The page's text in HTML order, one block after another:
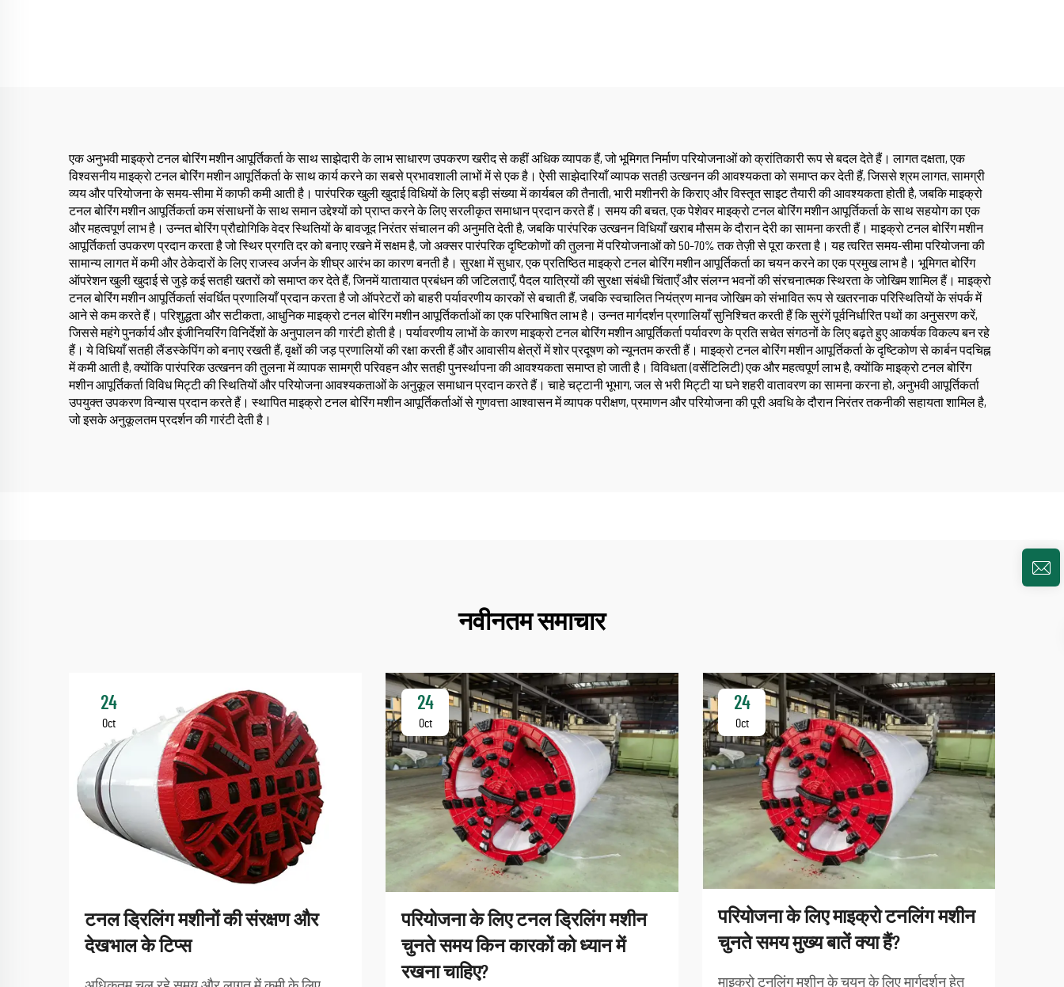
एक अनुभवी माइक्रो टनल बोरिंग मशीन आपूर्तिकर्ता के साथ साझेदारी के लाभ साधारण उपकरण खरीद से कहीं अधिक व्यापक हैं, जो भूमिगत निर्माण परियोजनाओं को क्रांतिकारी रूप से बदल देते हैं। लागत दक्षता, एक
विश्वसनीय माइक्रो टनल बोरिंग मशीन आपूर्तिकर्ता के साथ कार्य करने का सबसे प्रभावशाली लाभों में से एक है। ऐसी साझेदारियाँ व्यापक सतही उत्खनन की आवश्यकता को समाप्त कर देती हैं, जिससे श्रम लागत, सामग्री
व्यय और परियोजना के समय-सीमा में काफी कमी आती है। पारंपरिक खुली खुदाई विधियों के लिए बड़ी संख्या में कार्यबल की तैनाती, भारी मशीनरी के किराए और विस्तृत साइट तैयारी की आवश्यकता होती है, जबकि माइक्रो
टनल बोरिंग मशीन आपूर्तिकर्ता कम संसाधनों के साथ समान उद्देश्यों को प्राप्त करने के लिए सरलीकृत समाधान प्रदान करते हैं। समय की बचत, एक पेशेवर माइक्रो टनल बोरिंग मशीन आपूर्तिकर्ता के साथ सहयोग का एक
और महत्वपूर्ण लाभ है। उन्नत बोरिंग प्रौद्योगिकि वेदर स्थितियों के बावजूद निरंतर संचालन की अनुमति देती है, जबकि पारंपरिक उत्खनन विधियाँ खराब मौसम के दौरान देरी का सामना करती हैं। माइक्रो टनल बोरिंग मशीन
आपूर्तिकर्ता उपकरण प्रदान करता है जो स्थिर प्रगति दर को बनाए रखने में सक्षम है, जो अक्सर पारंपरिक दृष्टिकोणों की तुलना में परियोजनाओं को 50–70% तक तेज़ी से पूरा करता है। यह त्वरित समय-सीमा परियोजना की
सामान्य लागत में कमी और ठेकेदारों के लिए राजस्व अर्जन के शीघ्र आरंभ का कारण बनती है। सुरक्षा में सुधार, एक प्रतिष्ठित माइक्रो टनल बोरिंग मशीन आपूर्तिकर्ता का चयन करने का एक प्रमुख लाभ है। भूमिगत बोरिंग
ऑपरेशन खुली खुदाई से जुड़े कई सतही खतरों को समाप्त कर देते हैं, जिनमें यातायात प्रबंधन की जटिलताएँ, पैदल यात्रियों की सुरक्षा संबंधी चिंताएँ और संलग्न भवनों की संरचनात्मक स्थिरता के जोखिम शामिल हैं। माइक्रो
टनल बोरिंग मशीन आपूर्तिकर्ता संवर्धित प्रणालियाँ प्रदान करता है जो ऑपरेटरों को बाहरी पर्यावरणीय कारकों से बचाती हैं, जबकि स्वचालित नियंत्रण मानव जोखिम को संभावित रूप से खतरनाक परिस्थितियों के संपर्क में
आने से कम करते हैं। परिशुद्धता और सटीकता, आधुनिक माइक्रो टनल बोरिंग मशीन आपूर्तिकर्ताओं का एक परिभाषित लाभ है। उन्नत मार्गदर्शन प्रणालियाँ सुनिश्चित करती हैं कि सुरंगें पूर्वनिर्धारित पथों का अनुसरण करें,
जिससे महंगे पुनर्कार्य और इंजीनियरिंग विनिर्देशों के अनुपालन की गारंटी होती है। पर्यावरणीय लाभों के कारण माइक्रो टनल बोरिंग मशीन आपूर्तिकर्ता पर्यावरण के प्रति सचेत संगठनों के लिए बढ़ते हुए आकर्षक विकल्प बन रहे
हैं। ये विधियाँ सतही लैंडस्केपिंग को बनाए रखती हैं, वृक्षों की जड़ प्रणालियों की रक्षा करती हैं और आवासीय क्षेत्रों में शोर प्रदूषण को न्यूनतम करती हैं। माइक्रो टनल बोरिंग मशीन आपूर्तिकर्ता के दृष्टिकोण से कार्बन पदचिह्न
में कमी आती है, क्योंकि पारंपरिक उत्खनन की तुलना में व्यापक सामग्री परिवहन और सतही पुनर्स्थापना की आवश्यकता समाप्त हो जाती है। विविधता (वर्सेटिलिटी) एक और महत्वपूर्ण लाभ है, क्योंकि माइक्रो टनल बोरिंग
मशीन आपूर्तिकर्ता विविध मिट्टी की स्थितियों और परियोजना आवश्यकताओं के अनुकूल समाधान प्रदान करते हैं। चाहे चट्टानी भूभाग, जल से भरी मिट्टी या घने शहरी वातावरण का सामना करना हो, अनुभवी आपूर्तिकर्ता
उपयुक्त उपकरण विन्यास प्रदान करते हैं। स्थापित माइक्रो टनल बोरिंग मशीन आपूर्तिकर्ताओं से गुणवत्ता आश्वासन में व्यापक परीक्षण, प्रमाणन और परियोजना की पूरी अवधि के दौरान निरंतर तकनीकी सहायता शामिल है,
जो इसके अनुकूलतम प्रदर्शन की गारंटी देती है।
नवीनतम समाचार
24
Oct
टनल ड्रिलिंग मशीनों की संरक्षण और
देखभाल के टिप्स
24
Oct
परियोजना के लिए टनल ड्रिलिंग मशीन
चुनते समय किन कारकों को ध्यान में
रखना चाहिए?
24
Oct
परियोजना के लिए माइक्रो टनलिंग मशीन
चुनते समय मुख्य बातें क्या हैं?
माइक्रो टनलिंग मशीन के चयन के लिए मार्गदर्शन हेतु